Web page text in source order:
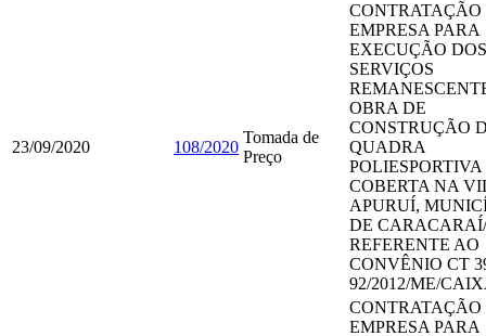
23/09/2020 108/2020
Tomada de
Preço
CONTRATAÇÃO
EMPRESA PARA
EXECUÇÃO DOS
SERVIÇOS
OBRA DE
CONSTRUÇÃO
QUADRA
POLIESPORTIVA
COBERTA NA
APURUÍ,
DE
REFERENTE AO
CONVÊNIO CT
92/2012/ME/
CONTRATAÇÃO
EMPRESA PARA